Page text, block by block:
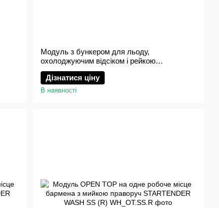
Модуль з бункером для льоду,
охолоджуючим відсіком і рейкою
STARTENDER CHILL & ICE 12 (SR)
Дізнатися ціну
В наявності